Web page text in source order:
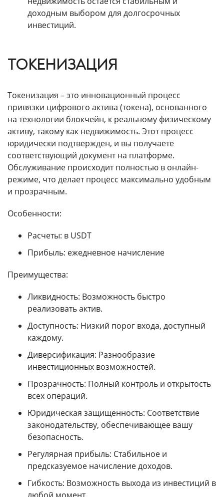
доходным выбором для долгосрочных
инвестиций.
ТОКЕНИЗАЦИЯ
Токенизация – это инновационный процесс
привязки цифрового актива (токена), основанного
на технологии блокчейн, к реальному физическому
активу, такому как недвижимость. Этот процесс
юридически подтвержден, и вы получаете
соответствующий документ на платформе.
Обслуживание происходит полностью в онлайн-
режиме, что делает процесс максимально удобным
и прозрачным.
Особенности:
Расчеты: в USDT
Прибыль: ежедневное начисление
Преимущества:
Ликвидность: Возможность быстро
реализовать актив.
Доступность: Низкий порог входа, доступный
каждому.
Диверсификация: Разнообразие
инвестиционных возможностей.
Прозрачность: Полный контроль и открытость
всех операций.
Юридическая защищенность: Соответствие
законодательству, обеспечивающее вашу
безопасность.
Регулярная прибыль: Стабильное и
предсказуемое начисление доходов.
Гибкость: Возможность выхода из инвестиций в